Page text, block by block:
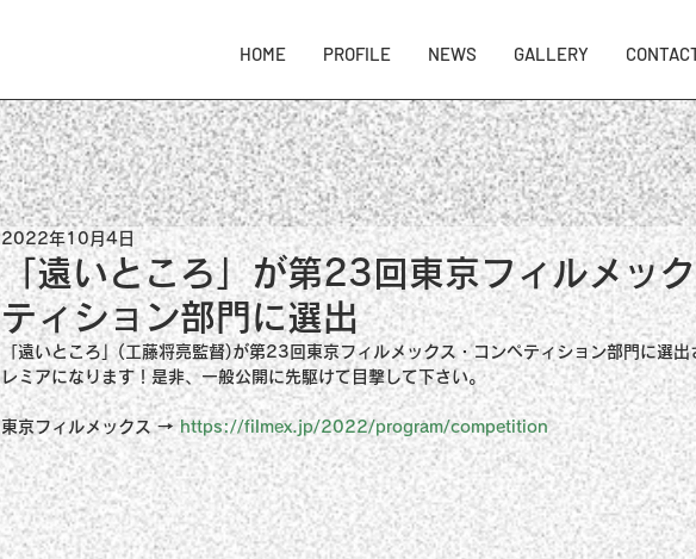
HOME PROFILE NEWS GALLERY
「遠いところ」が第23回東京フィルメッ
ティション部門に選出
2022年10月4日
「遠いところ」(工藤将亮監督)が第23回東京フィルメックス・コンペティション部門に選出
レミアになります！是非、一般公開に先駆けて目撃して下さい。
東京フィルメックス → https://filmex.jp/2022/program/competition